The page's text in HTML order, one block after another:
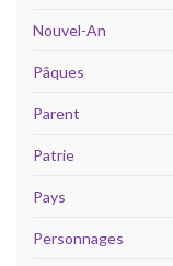
Nouvel-An
Pâques
Parent
Patrie
Pays
Personnages